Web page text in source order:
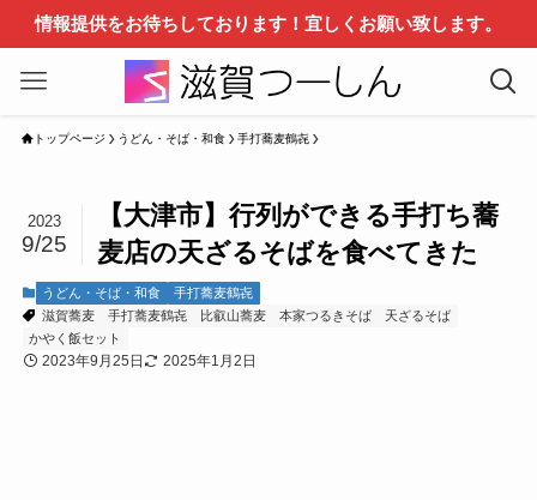
情報提供をお待ちしております！宜しくお願い致します。
トップページ うどん・そば・和食 手打蕎麦鶴㐂
【大津市】行列ができる手打ち蕎
麦店の天ざるそばを食べてきた
2023
9/25
うどん・そば・和食
手打蕎麦鶴㐂
滋賀蕎麦
手打蕎麦鶴㐂 比叡山蕎麦 本家つるきそば
天ざるそば
かやく飯セット
2023年9月25日 2025年1月2日